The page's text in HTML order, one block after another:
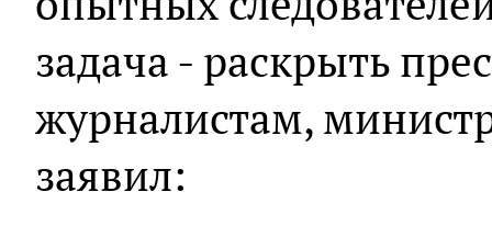
задача - раскрыть
журналистам,
заявил: